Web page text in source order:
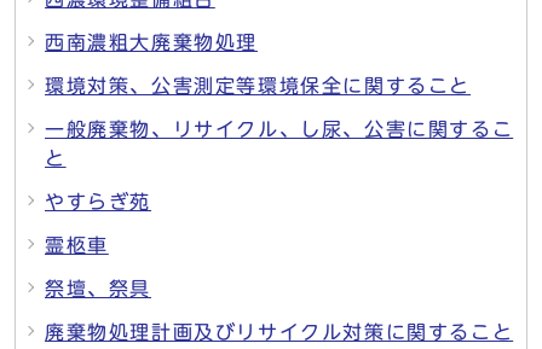
西南濃粗大廃棄物処理
環境対策、公害測定等環境保全に関すること
一般廃棄物、リサイクル、し尿、公害に関するこ
と
やすらぎ苑
霊柩車
祭壇、祭具
廃棄物処理計画及びリサイクル対策に関すること